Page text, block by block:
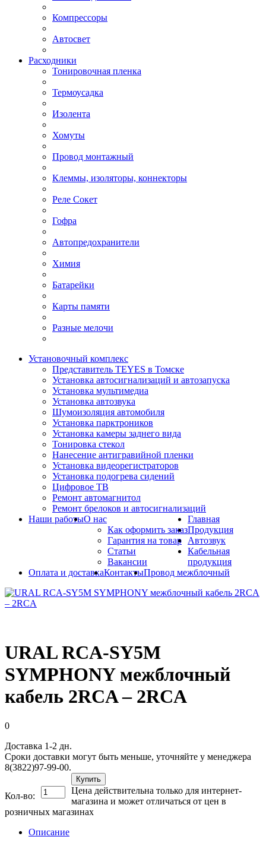
Компрессоры
Автосвет
Расходники
Тонировочная пленка
Термоусадка
Изолента
Хомуты
Провод монтажный
Клеммы, изоляторы, коннекторы
Реле Сокет
Гофра
Автопредохранители
Химия
Батарейки
Карты памяти
Разные мелочи
Установочный комплекс
Представитель TEYES в Томске
Установка автосигнализаций и автозапуска
Установка мультимедиа
Установка автозвука
Шумоизоляция автомобиля
Установка парктроников
Установка камеры заднего вида
Тонировка стекол
Нанесение антигравийной пленки
Установка видеорегистраторов
Установка подогрева сидений
Цифровое ТВ
Ремонт автомагнитол
Ремонт брелоков и автосигнализаций
Наши работыО нас
Как оформить заказ
Гарантия на товар
Статьи
Вакансии
Оплата и доставкаКонтакты
Главная
Продукция
Автозвук
Кабельная
продукция
Провод межблочный
URAL RCA-SY5M
SYMPHONY межблочный
кабель 2RCA – 2RCA
0
Доставка 1-2 дн.
Сроки доставки могут быть меньше, уточняйте у менеджера
8(3822)97-99-00.
Кол-во:
Купить
Цена действительна только для интернет-
магазина и может отличаться от цен в
розничных магазинах
Описание